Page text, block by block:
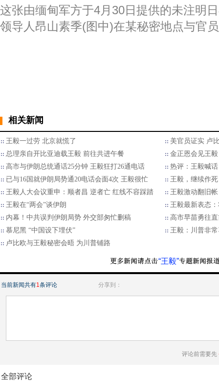
这张由缅甸军方于4月30日提供的未注明
领导人昂山素季(图中)在某秘密地点与官
相关新闻
王毅一过劳 北京就慌了
美官员证实 卢
总理亲自开比亚迪载王毅 前往共进午餐
金正恩会见王毅
高市与伊朗总统通话25分钟 王毅狂打26通电话
热评：王毅喊
已与16国就伊朗局势通20电话会面4次 王毅很忙
王毅，继续作死
王毅人大会议重申：顺者昌 逆者亡 红线不容踩踏
王毅激动翻旧
王毅在“两会”谈伊朗
王毅最新表态
内幕！中共误判伊朗局势 外交部匆忙删稿
高市早苗勇往
慕尼黑 “中国设下埋伏”
王毅：川普非
卢比欧与王毅秘密会晤 为川普铺路
“王毅”
当前新闻共有1条评论 分享到：
评论前需要先
全部评论